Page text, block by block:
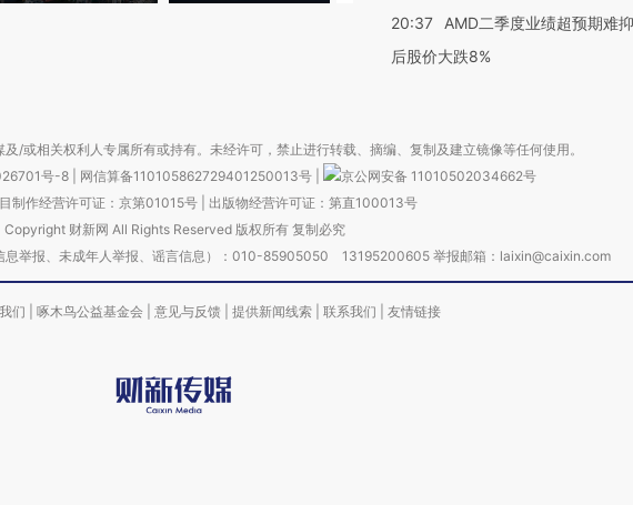
20:37
AMD二季度业绩超预期难
后股价大跌8%
/或相关权利人专属所有或持有。未经许可，禁止进行转载、摘编、复制及建立镜像等任何使用。
号-8 网信算备110105862729401250013号
京公网安备 11010502034662号
制作经营许可证：京第01015号| 出版物经营许可证：第直100013号
Copyright 财新网 All Rights Reserved 版权所有 复制必究
息举报、未成年人举报、谣言信息）：010-85905050 13195200605 举报邮箱：laixin@caixin.com
们 啄木鸟公益基金会 意见与反馈 提供新闻线索 联系我们 友情链接